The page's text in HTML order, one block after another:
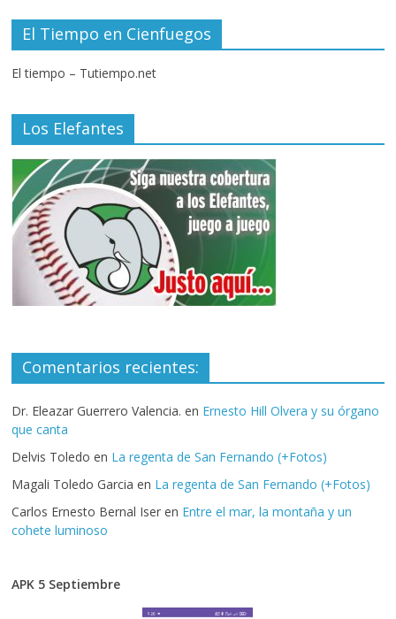
El Tiempo en Cienfuegos
El tiempo – Tutiempo.net
Los Elefantes
Comentarios recientes:
Dr. Eleazar Guerrero Valencia. en Ernesto Hill Olvera y su órgano
que canta
Delvis Toledo en La regenta de San Fernando (+Fotos)
Magali Toledo Garcia en La regenta de San Fernando (+Fotos)
Carlos Ernesto Bernal Iser en Entre el mar, la montaña y un
cohete luminoso
APK 5 Septiembre